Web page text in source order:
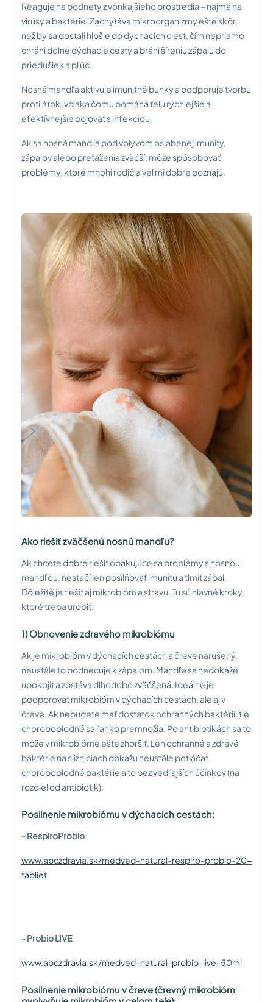
Reaguje na podnety z vonkajšieho prostredia – najmä na
vírusy a baktérie. Zachytáva mikroorganizmy ešte skôr,
než by sa dostali hlbšie do dýchacích ciest, čím nepriamo
chráni dolné dýchacie cesty a bráni šíreniu zápalu do
priedušiek a pľúc.
Nosná mandľa aktivuje imunitné bunky a podporuje tvorbu
protilátok, vďaka čomu pomáha telu rýchlejšie a
efektívnejšie bojovať s infekciou.
Ak sa nosná mandľa pod vplyvom oslabenej imunity,
zápalov alebo preťaženia zväčší, môže spôsobovať
problémy, ktoré mnohí rodičia veľmi dobre poznajú.
Ako riešiť zväčšenú nosnú mandľu?
Ak chcete dobre riešiť opakujúce sa problémy s nosnou
mandľou, nestačí len posilňovať imunitu a tlmiť zápal.
Dôležité je riešiť aj mikrobióm a stravu. Tu sú hlavné kroky,
ktoré treba urobiť:
1) Obnovenie zdravého mikrobiómu
Ak je mikrobióm v dýchacích cestách a čreve narušený,
neustále to podnecuje k zápalom. Mandľa sa nedokáže
upokojiť a zostáva dlhodobo zväčšená. Ideálne je
podporovať mikrobióm v dýchacích cestách, ale aj v
čreve. Ak nebudete mať dostatok ochranných baktérií, tie
choroboplodné sa ľahko premnožia. Po antibiotikách sa to
môže v mikrobióme ešte zhoršiť. Len ochranné a zdravé
baktérie na slizniciach dokážu neustále potláčať
choroboplodné baktérie a to bez vedľajších účinkov (na
rozdiel od antibiotík).
Posilnenie mikrobiómu v dýchacích cestách:
- RespiroProbio
www.abczdravia.sk/medved-natural-respiro-probio-20-
tabliet
- Probio LIVE
www.abczdravia.sk/medved-natural-probio-live-50ml
Posilnenie mikrobiómu v čreve (črevný mikrobióm